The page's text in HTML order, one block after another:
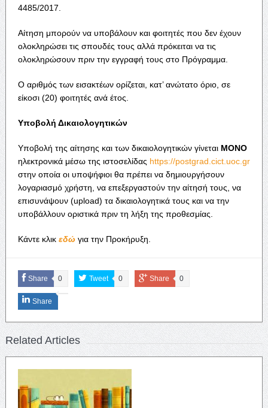
4485/2017.
Αίτηση μπορούν να υποβάλουν και φοιτητές που δεν έχουν
ολοκληρώσει τις σπουδές τους αλλά πρόκειται να τις
ολοκληρώσουν πριν την εγγραφή τους στο Πρόγραμμα.
Ο αριθμός των εισακτέων ορίζεται, κατ’ ανώτατο όριο, σε
είκοσι (20) φοιτητές ανά έτος.
Υποβολή Δικαιολογητικών
Υποβολή της αίτησης και των δικαιολογητικών γίνεται MONO
ηλεκτρονικά μέσω της ιστοσελίδας https://postgrad.cict.uoc.gr
στην οποία οι υποψήφιοι θα πρέπει να δημιουργήσουν
λογαριασμό χρήστη, να επεξεργαστούν την αίτησή τους, να
επισυνάψουν (upload) τα δικαιολογητικά τους και να την
υποβάλλουν οριστικά πριν τη λήξη της προθεσμίας.
Κάντε κλικ εδώγια την Προκήρυξη.
Share 0 Tweet 0 Share 0
Share
Related Articles